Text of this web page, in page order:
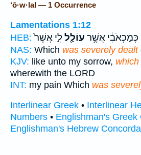
‘ō·w·lal — 1 Occurrence
Lamentations 1:12
HEB:
כְּמַכְאֹבִ֔י אֲשֶׁ֥ר עוֹלַ֖ללִ֑י אֲשֶׁר֙
NAS: Which was severely dealt
KJV: like unto my sorrow,
wherewith the LORD
INT: my pain Which was
Interlinear Greek • Interlinear
Numbers • Englishman's Greek
Englishman's Hebrew